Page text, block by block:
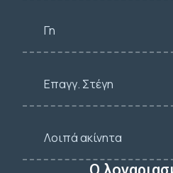
Γη
Επαγγ. Στέγη
Λοιπά ακίνητα